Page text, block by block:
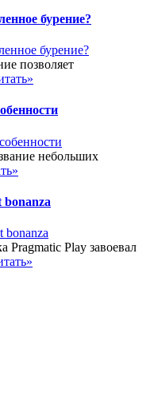
бурение?
позволяет
небольших
bonanza
Pragmatic Play завоевал